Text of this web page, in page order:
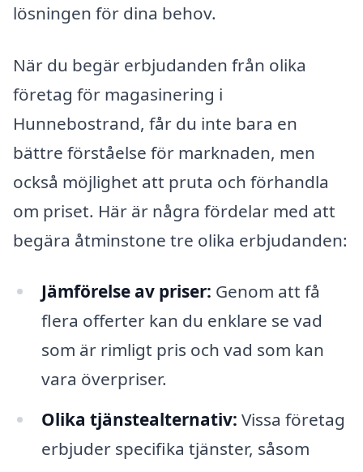
lösningen för dina behov.
När du begär erbjudanden från olika
företag för magasinering i
Hunnebostrand, får du inte bara en
bättre förståelse för marknaden, men
också möjlighet att pruta och förhandla
om priset. Här är några fördelar med att
begära åtminstone tre olika erbjudanden:
Jämförelse av priser: Genom att få
flera offerter kan du enklare se vad
som är rimligt pris och vad som kan
vara överpriser.
Olika tjänstealternativ: Vissa företag
erbjuder specifika tjänster, såsom